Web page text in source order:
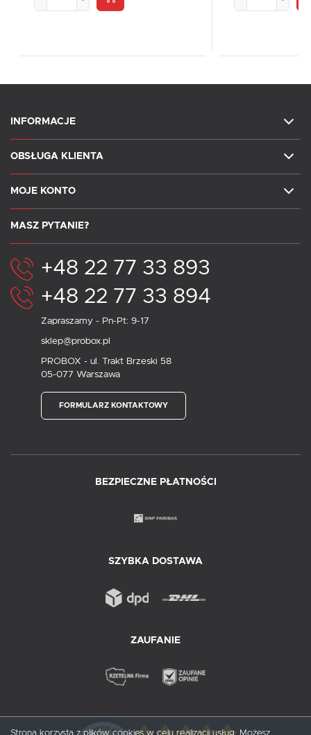
INFORMACJE
OBSŁUGA KLIENTA
MOJE KONTO
MASZ PYTANIE?
+48 22 77 33 893
+48 22 77 33 894
Zapraszamy - Pn-Pt: 9-17
sklep@probox.pl
PROBOX - ul. Trakt Brzeski 58
05-077 Warszawa
FORMULARZ KONTAKTOWY
BEZPIECZNE PŁATNOŚCI
SZYBKA DOSTAWA
ZAUFANIE
Strona korzysta z plików cookies w celu realizacji usług. Możesz